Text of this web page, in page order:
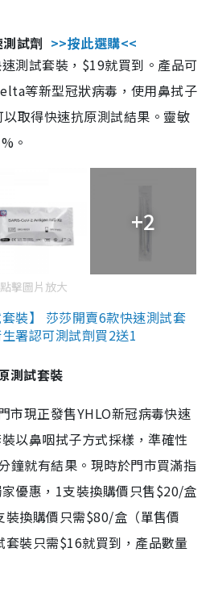
試劑 >>按此選購<<
測試套裝，$19就買到。產品可
等新型冠狀病毒，使用鼻拭子
取得快速抗原測試結果。靈敏
。
+2
點擊圖片放大
裝】 莎莎開賣6款快速測試套
署認可測試劑買2送1
測試套裝
市現正發售YHLO新冠病毒快速
以鼻咽拭子方式採樣，準確性
鐘就有結果。現時於門市買滿指
優惠，1支裝換購價只售$20/盒
裝換購價只需$80/盒（單售價
裝只需$16就買到，產品數量